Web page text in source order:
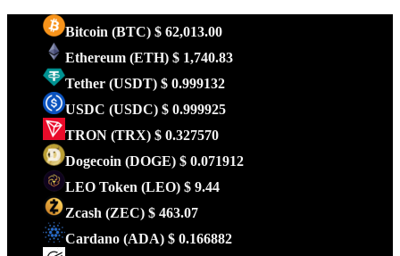
Bitcoin (BTC) $ 62,013.00
Ethereum (ETH) $ 1,740.83
Tether (USDT) $ 0.999132
USDC (USDC) $ 0.999925
TRON (TRX) $ 0.327570
Dogecoin (DOGE) $ 0.071912
LEO Token (LEO) $ 9.44
Zcash (ZEC) $ 463.07
Cardano (ADA) $ 0.166882